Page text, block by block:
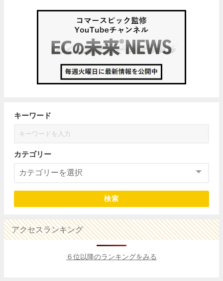
キーワード
カテゴリー
検索
アクセスランキング
６位以降のランキングをみる